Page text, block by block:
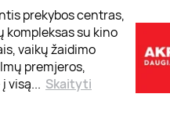
prekybos centras,
kompleksas su kino
vaikų žaidimo
premjeros,
visą... Skaityti